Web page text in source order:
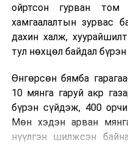
ойртсон гурван том
хамгаалалтын зурвас
дахин халж,
тул нөхцөл байдал
Өнгөрсөн бямба
10 мянга гаруй акр
бүрэн сүйдэж, 400
Мөн хэдэн арван
нүүлгэн шилжсэн